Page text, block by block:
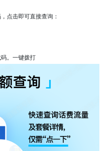
点击即可直接查询：
。一键拨打